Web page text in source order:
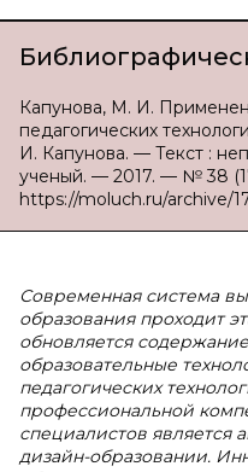
Капунова, М. И.
педагогических
И. Капунова. — Текст :
ученый. — 2017. — № 38
https://moluch.ru/archive/
Современная система
образования проходит
обновляется
образовательные
педагогических
профессиональной
специалистов является
дизайн-образовании.